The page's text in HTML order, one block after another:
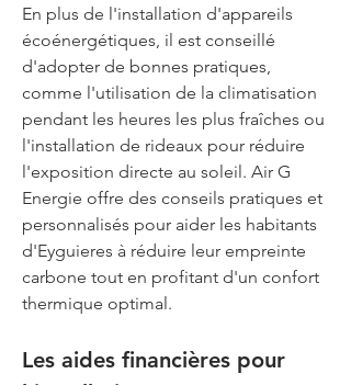
En plus de l'installation d'appareils
écoénergétiques, il est conseillé
d'adopter de bonnes pratiques,
comme l'utilisation de la climatisation
pendant les heures les plus fraîches ou
l'installation de rideaux pour réduire
l'exposition directe au soleil. Air G
Energie offre des conseils pratiques et
personnalisés pour aider les habitants
d'Eyguieres à réduire leur empreinte
carbone tout en profitant d'un confort
thermique optimal.
Les aides financières pour